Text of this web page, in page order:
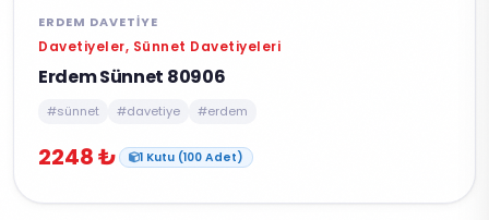
ERDEM DAVETIYE
Davetiyeler, Sünnet Davetiyeleri
Erdem Sünnet 80906
#sünnet #davetiye #erdem
2248 ₺ 1 Kutu (100 Adet)